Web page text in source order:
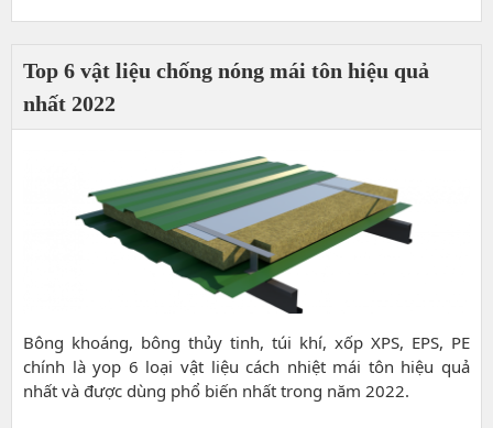
Top 6 vật liệu chống nóng mái tôn hiệu quả
nhất 2022
Bông khoáng, bông thủy tinh, túi khí, xốp XPS, EPS, PE
chính là yop 6 loại vật liệu cách nhiệt mái tôn hiệu quả
nhất và được dùng phổ biến nhất trong năm 2022.